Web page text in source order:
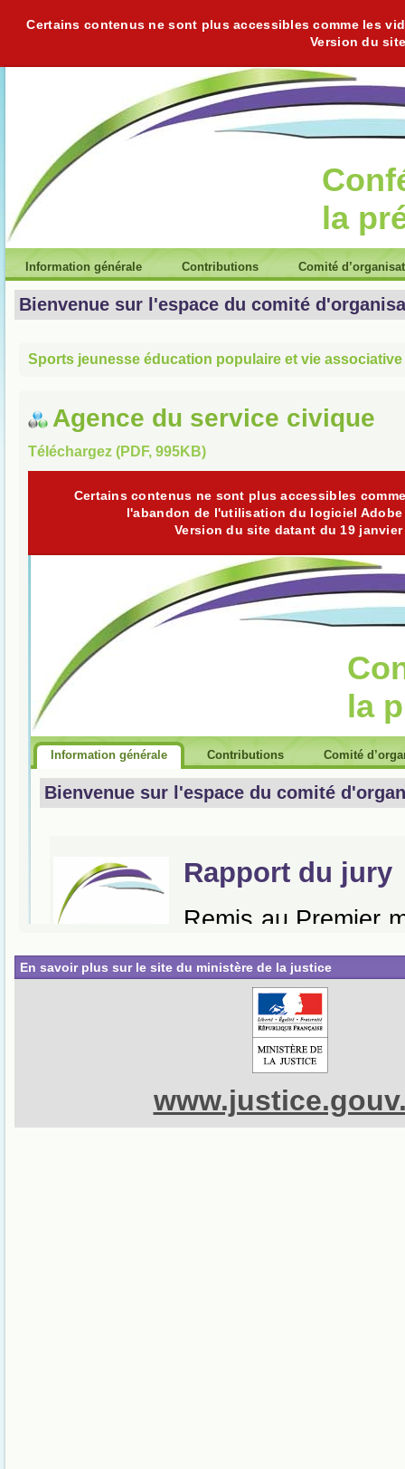
Certains contenus ne sont plus accessibles comme les
Version du
la
Information générale Contributions Comité
Bienvenue sur l'espace du comité
Sports jeunesse éducation populaire et vie associative
Agence du service civique
Téléchargez (PDF, 995KB)
En savoir plus sur le site du ministère de la justice